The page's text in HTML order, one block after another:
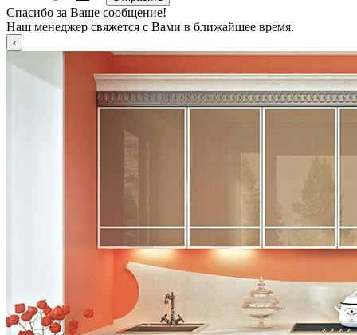
Спасибо за Ваше сообщение!
Наш менеджер свяжется с Вами в ближайшее время.